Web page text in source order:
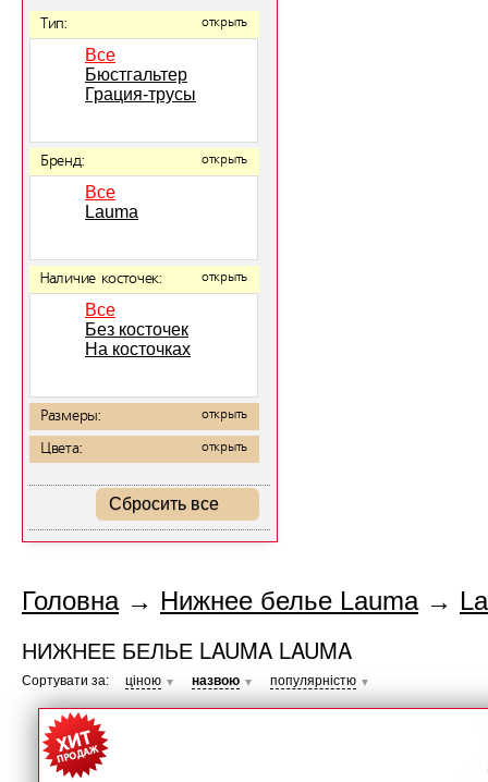
Тип: открыть
Все
Бюстгальтер
Грация-трусы
Бренд: открыть
Все
Lauma
Наличие косточек: открыть
Все
Без косточек
На косточках
Размеры: открыть
Цвета: открыть
Сбросить все
Головна→ Нижнее белье Lauma→
НИЖНЕЕ БЕЛЬЕ LAUMA LAUMA
Сортувати за: ціною ▼ назвою ▼ популярністю ▼